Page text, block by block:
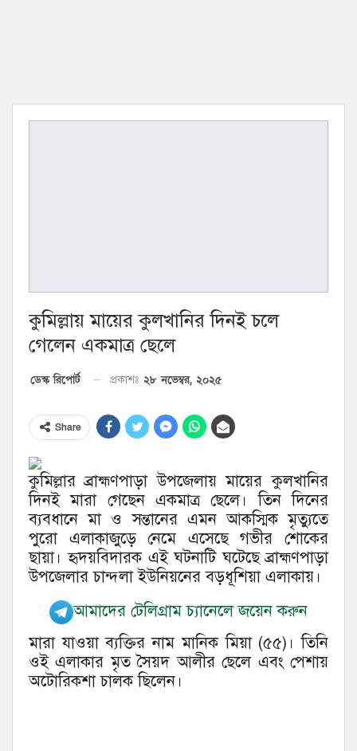
কুমিল্লায় মায়ের কুলখানির দিনই চলে
গেলেন একমাত্র ছেলে
ডেস্ক রিপোর্ট প্রকাশঃ ২৮ নভেম্বর, ২০২৫
Share
কুমিল্লার ব্রাহ্মণপাড়া উপজেলায় মায়ের কুলখানির
দিনই মারা গেছেন একমাত্র ছেলে। তিন দিনের
ব্যবধানে মা ও সন্তানের এমন আকস্মিক মৃত্যুতে
পুরো এলাকাজুড়ে নেমে এসেছে গভীর শোকের
ছায়া। হৃদয়বিদারক এই ঘটনাটি ঘটেছে ব্রাহ্মণপাড়া
উপজেলার চান্দলা ইউনিয়নের বড়ধূশিয়া এলাকায়।
আমাদের টেলিগ্রাম চ্যানেলে জয়েন করুন
মারা যাওয়া ব্যক্তির নাম মানিক মিয়া (৫৫)। তিনি
ওই এলাকার মৃত সৈয়দ আলীর ছেলে এবং পেশায়
অটোরিকশা চালক ছিলেন।